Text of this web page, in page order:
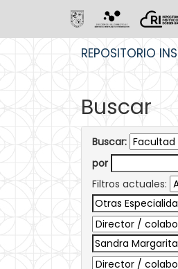
REPOSITORIO
Buscar
Buscar:
por
Filtros actuales: